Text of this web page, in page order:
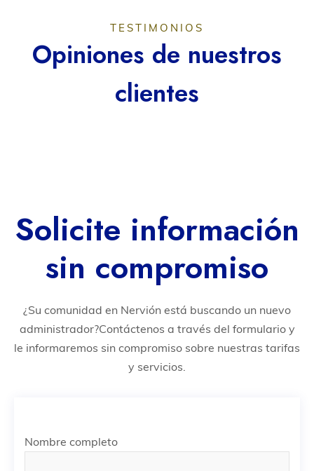
TESTIMONIOS
Opiniones de nuestros
clientes
Solicite información
sin compromiso​
¿Su comunidad en Nervión está buscando un nuevo
administrador?Contáctenos a través del formulario y
le informaremos sin compromiso sobre nuestras tarifas
y servicios.
Nombre completo